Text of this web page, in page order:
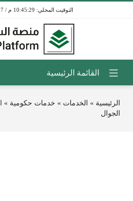
10:45:29 م / 7 أغسطس 2026
الرئيسية » الخدمات » خدمات حكومية »
الجوال